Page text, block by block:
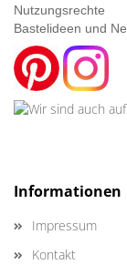
Nutzungsrechte
Bastelideen und
Informationen
Impressum
Kontakt